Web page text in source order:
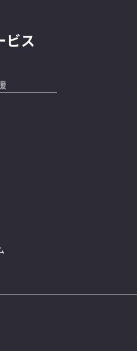
ビス